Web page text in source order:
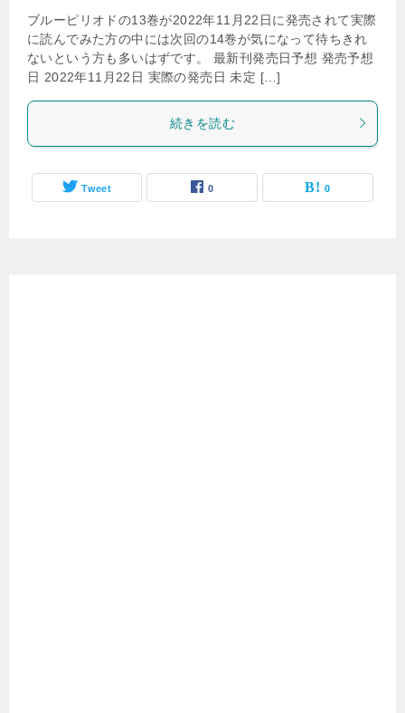
ブルーピリオドの13巻が2022年11月22日に発売されて実際
に読んでみた方の中には次回の14巻が気になって待ちきれ
ないという方も多いはずです。 最新刊発売日予想 発売予想
日 2022年11月22日 実際の発売日 未定 […]
続きを読む
Tweet 0 0